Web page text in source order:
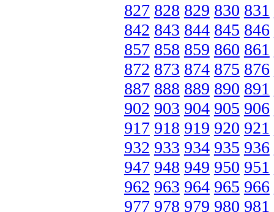
827 828 829 830 831
842 843 844 845 846
857 858 859 860 861
872 873 874 875 876
887 888 889 890 891
902 903 904 905 906
917 918 919 920 921
932 933 934 935 936
947 948 949 950 951
962 963 964 965 966
977 978 979 980 981